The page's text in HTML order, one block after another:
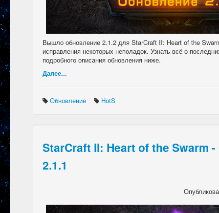
Вышло обновление 2.1.2 для StarCraft II: Heart of the
исправления некоторых неполадок. Узнать всё о
подробного описания обновления ниже.
Далее...
Обновление HotS
StarCraft II: Heart of the Swarm
2.1.1